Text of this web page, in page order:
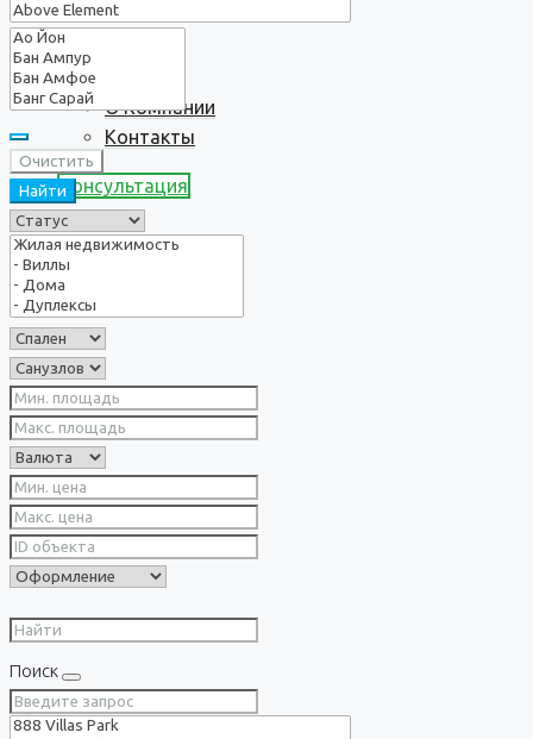
О нас
О Компании
Контакты
Консультация
Очистить
Найти
Поиск